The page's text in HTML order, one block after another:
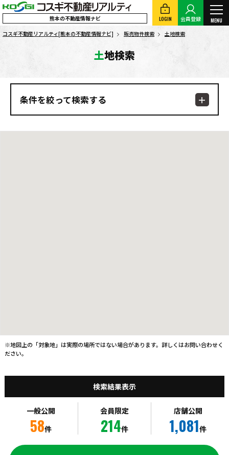
熊本の不動産情報ナビ LOGIN 会員登録
MENU
コスギ不動産リアルティ[熊本の不動産情報ナビ]
販売物件検索 土地検索
土地検索
条件を絞って検索する
※地図上の「対象地」は実際の場所ではない場合があります。詳しくはお問い合わせく
ださい。
検索結果表示
一般公開
58件
会員限定
214件
店舗公開
1,081件